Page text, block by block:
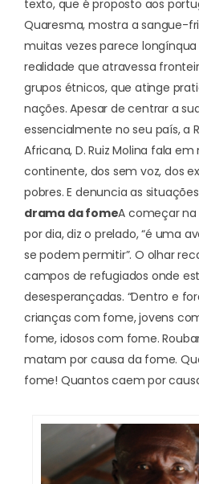
texto, que é proposto aos
Quaresma, mostra a sangue-
muitas vezes parece
realidade que atravessa
grupos étnicos, que atinge
nações. Apesar de centrar a
essencialmente no seu país, a
Africana, D. Ruiz Molina fala
continente, dos sem voz, dos
pobres. E denuncia as
drama da fomeA começar
por dia, diz o prelado, “é uma
se podem permitir”. O olhar
campos de refugiados onde
desesperançadas. “Dentro e
crianças com fome, jovens
fome, idosos com fome.
matam por causa da fome.
fome! Quantos caem por